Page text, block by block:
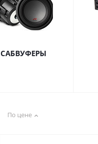
САБВУФЕРЫ
По цене